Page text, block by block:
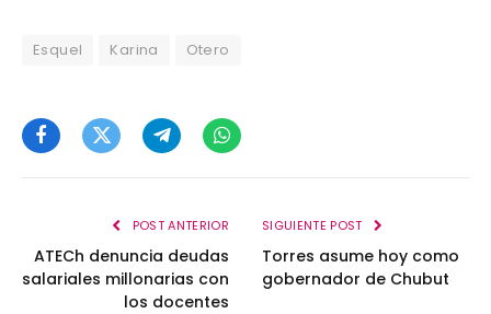
Esquel Karina Otero
FacebookTwitterTelegramWhatsApp
POST ANTERIOR
ATECh denuncia deudas
salariales millonarias con
los docentes
SIGUIENTE POST
Torres asume hoy como
gobernador de Chubut